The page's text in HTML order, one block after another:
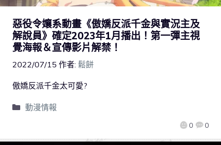
惡役令孃系動畫《傲嬌反派千金與實況主及
解說員》確定2023年1月播出！第一彈主視
覺海報＆宣傳影片解禁！
2022/07/15 作者: 鬆餅
0 0
傲嬌反派千金太可愛?
動漫情報